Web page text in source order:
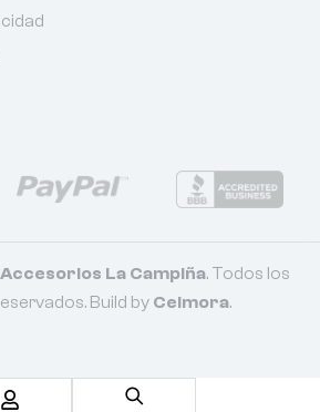
Accesorios La Campiña. Todos los
Build byCelmora.